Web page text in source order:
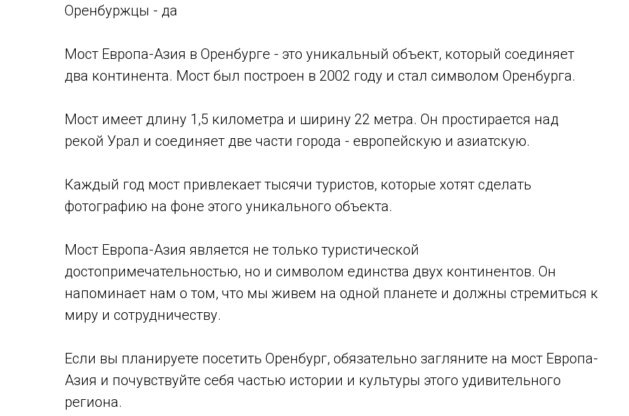
Оренбуржцы - да
Мост Европа-Азия в Оренбурге - это уникальный объект, который соединяет
два континента. Мост был построен в 2002 году и стал символом Оренбурга.
Мост имеет длину 1,5 километра и ширину 22 метра. Он простирается над
рекой Урал и соединяет две части города - европейскую и азиатскую.
Каждый год мост привлекает тысячи туристов, которые хотят сделать
фотографию на фоне этого уникального объекта.
Мост Европа-Азия является не только туристической
достопримечательностью, но и символом единства двух континентов. Он
напоминает нам о том, что мы живем на одной планете и должны стремиться к
миру и сотрудничеству.
Если вы планируете посетить Оренбург, обязательно загляните на мост Европа-
Азия и почувствуйте себя частью истории и культуры этого удивительного
региона.